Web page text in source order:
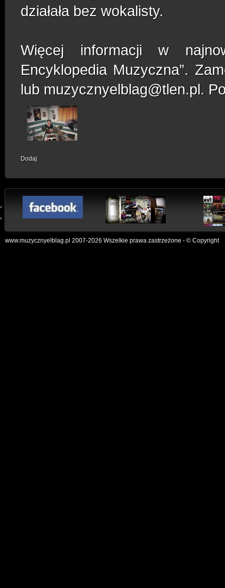
działała bez wokalisty.
Więcej informacji w
Encyklopedia Muzyczna”.
lub muzycznyelblag@tlen.pl.
Dodaj
www.muzycznyelblag.pl 2007-2026 Wszelkie prawa zastrzeżone - © Copyright